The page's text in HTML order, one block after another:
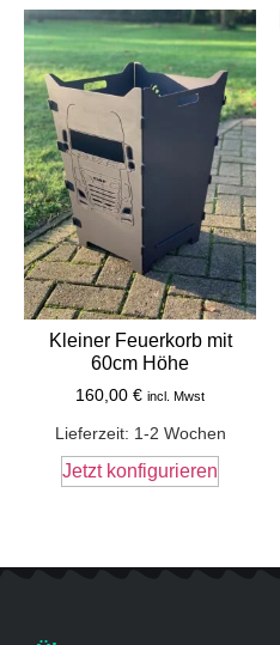
Kleiner Feuerkorb mit
60cm Höhe
160,00 € incl. Mwst
Lieferzeit: 1-2 Wochen
Jetzt konfigurieren